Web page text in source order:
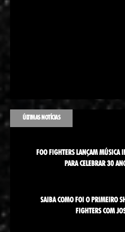
ÚLTIMAS NOTÍCIAS
FOO FIGHTERS LANÇAM MÚSICA
PARA CELEBRAR 30
SAIBA COMO FOI O PRIMEIRO
FIGHTERS COM